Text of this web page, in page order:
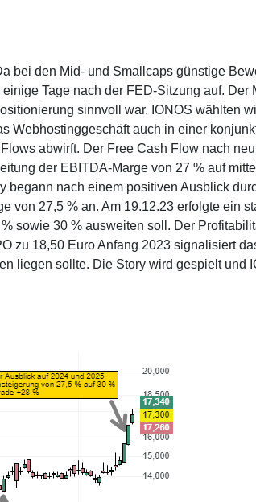
bei den Mid- und Smallcaps günstige
Tage nach der FED-Sitzung auf. Der
sinnvoll war. IONOS wählten
Webhostinggeschäft auch in einer
abwirft. Der Free Cash Flow nach
der EBITDA-Marge von 27 % auf
begann nach einem positiven Ausblick
von 27,5 % an. Am 19.12.23 erfolgte ein
sowie 30 % ausweiten soll. Der
zu 18,50 Euro Anfang 2023 signalisiert
liegen sollte. Die Story wird gespielt und